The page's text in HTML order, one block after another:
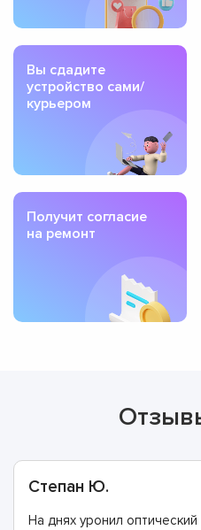
Вы сдадите
устройство сами/
курьером
Получит согласие
на ремонт
Степан Ю.
На днях уронил